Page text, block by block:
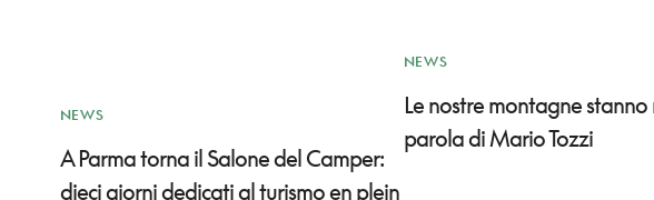
NEWS
A Parma torna il Salone del Camper:
dieci giorni dedicati al turismo en plein
NEWS
Le nostre montagne
parola di Mario Tozzi